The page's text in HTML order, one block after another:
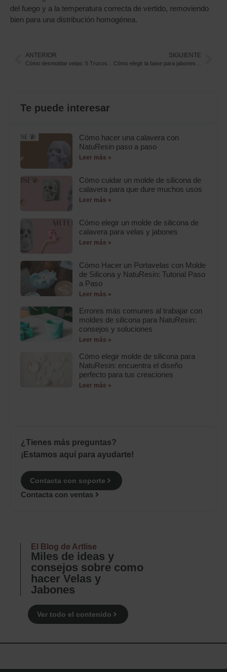
del fuego y a la temperatura correcta de vertido, removiendo
bien para una distribución homogénea.
ANTERIOR SIGUIENTE
Te puede interesar
Cómo hacer una calavera con
NatuResin paso a paso
Leer más »
Cómo cuidar un molde de silicona de
calavera para que dure muchos usos
Leer más »
Cómo elegir un molde de silicona de
calavera para velas y jabones
Leer más »
Cómo Hacer un Portavelas con Molde
de Silicona y NatuResin: Tutorial Paso
a Paso
Leer más »
Errores más comunes al trabajar con
moldes de silicona para NatuResin:
consejos y soluciones
Leer más »
Cómo elegir molde de silicona para
NatuResin: encuentra el diseño
perfecto para tus creaciones
Leer más »
¿Tienes más preguntas?
¡Estamos aquí para ayudarte!
Contacta con soporte
Contacta con ventas
El Blog de Artlise
Miles de ideas y
consejos sobre como
hacer Velas y
Jabones
Ver todo el contenido